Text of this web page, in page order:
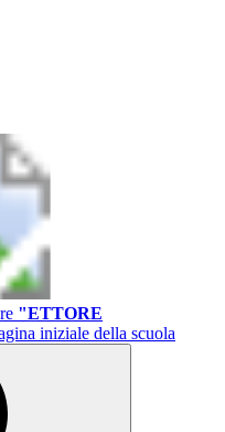
"ETTORE
iniziale della scuola